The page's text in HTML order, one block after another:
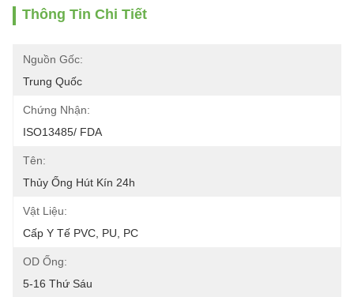
Thông Tin Chi Tiết
Nguồn Gốc:
Trung Quốc
Chứng Nhận:
ISO13485/ FDA
Tên:
Thủy Ống Hút Kín 24h
Vật Liệu:
Cấp Y Tế PVC, PU, ​​​​PC
OD Ống:
5-16 Thứ Sáu